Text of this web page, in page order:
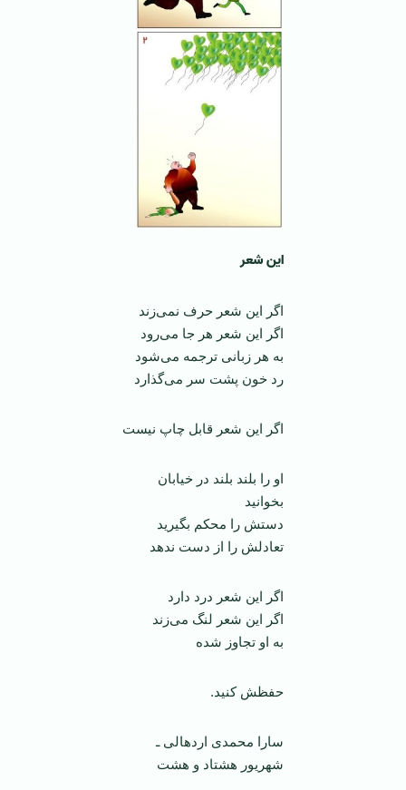
این شعر
اگر این شعر حرف نمی‌زند
اگر این شعر هر جا می‌رود
به هر زبانی ترجمه می‌شود
رد خون پشت سر می‌گذارد
اگر این شعر قابل چاپ نیست
او را بلند بلند در خیابان
بخوانید
دستش را محکم بگیرید
تعادلش را از دست ندهد
اگر این شعر درد دارد
اگر این شعر لنگ می‌زند
به او تجاوز شده
حفظش کنید.
سارا محمدی اردهالی ـ
شهریور هشتاد و هشت